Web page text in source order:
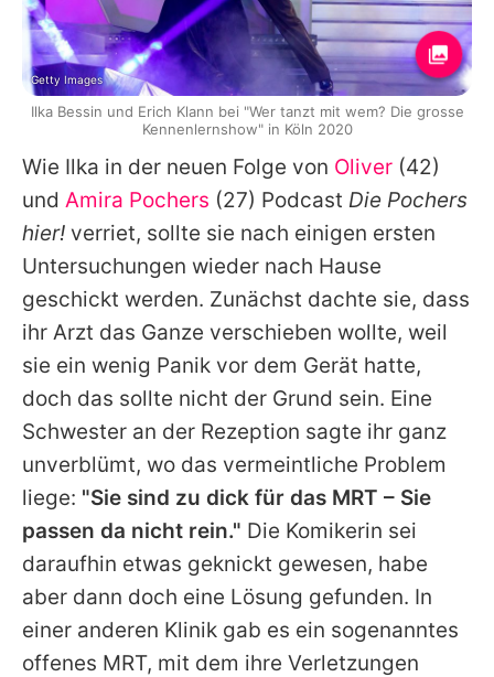
Wie Ilka in der neuen Folge von Oliver (42)
und Amira Pochers (27) Podcast Die Pochers
hier! verriet, sollte sie nach einigen ersten
Untersuchungen wieder nach Hause
geschickt werden. Zunächst dachte sie, dass
ihr Arzt das Ganze verschieben wollte, weil
sie ein wenig Panik vor dem Gerät hatte,
doch das sollte nicht der Grund sein. Eine
Schwester an der Rezeption sagte ihr ganz
unverblümt, wo das vermeintliche Problem
liege: "Sie sind zu dick für das MRT – Sie
passen da nicht rein." Die Komikerin sei
daraufhin etwas geknickt gewesen, habe
aber dann doch eine Lösung gefunden. In
einer anderen Klinik gab es ein sogenanntes
offenes MRT, mit dem ihre Verletzungen
Getty Images
Ilka Bessin und Erich Klann bei "Wer tanzt mit wem? Die grosse
Kennenlernshow" in Köln 2020